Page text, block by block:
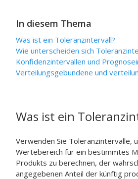
In diesem Thema
Was ist ein Toleranzintervall?
Wie unterscheiden sich
Konfidenzintervallen und
Verteilungsgebundene und
Was ist ein
Verwenden Sie Toleranzintervalle,
Wertebereich für ein bestimmtes
Produkts zu berechnen, der
angegebenen Anteil der künftig